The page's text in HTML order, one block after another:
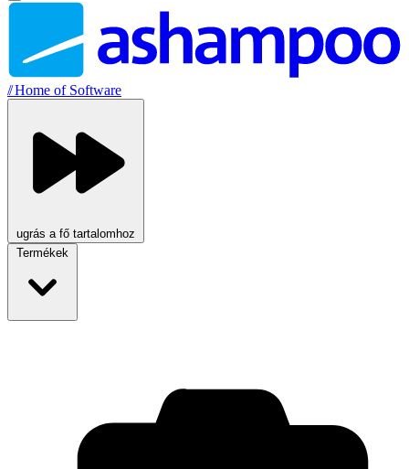
//Home of Software
ugrás a fő tartalomhoz
Termékek